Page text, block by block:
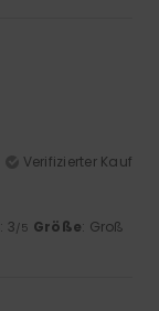
Verifizierter Kauf
: 3/5 Größe: Groß